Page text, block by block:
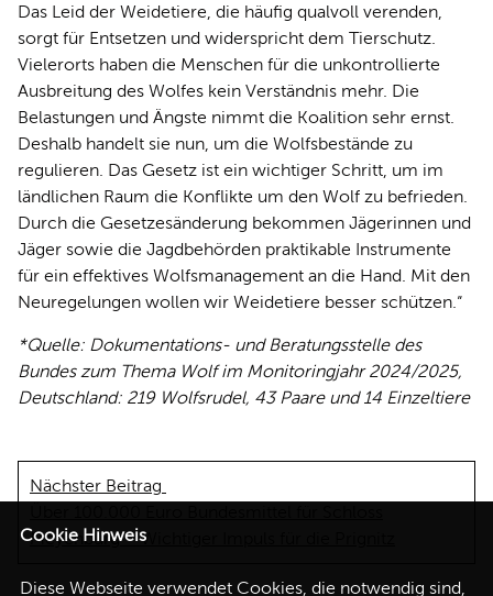
Das Leid der Weidetiere, die häufig qualvoll verenden,
sorgt für Entsetzen und widerspricht dem Tierschutz.
Vielerorts haben die Menschen für die unkontrollierte
Ausbreitung des Wolfes kein Verständnis mehr. Die
Belastungen und Ängste nimmt die Koalition sehr ernst.
Deshalb handelt sie nun, um die Wolfsbestände zu
regulieren. Das Gesetz ist ein wichtiger Schritt, um im
ländlichen Raum die Konflikte um den Wolf zu befrieden.
Durch die Gesetzesänderung bekommen Jägerinnen und
Jäger sowie die Jagdbehörden praktikable Instrumente
für ein effektives Wolfsmanagement an die Hand. Mit den
Neuregelungen wollen wir Weidetiere besser schützen.“
*Quelle: Dokumentations- und Beratungsstelle des
Bundes zum Thema Wolf im Monitoringjahr 2024/2025,
Deutschland: 219 Wolfsrudel, 43 Paare und 14 Einzeltiere
Nächster Beitrag
Meyenburg – Wichtiger Impuls für die Prignitz
Cookie Hinweis
Diese Webseite verwendet Cookies, die notwendig sind,